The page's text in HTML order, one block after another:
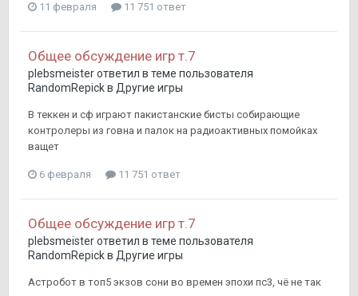
11 февраля 11 751 ответ
Общее обсуждение игр т.7
plebsmeisterответил в теме пользователя
RandomRepickв Другие игры
В теккен и сф играют пакистанские бисты собирающие
контролеры из говна и палок на радиоактивных помойках
ващет
6 февраля 11 751 ответ
Общее обсуждение игр т.7
plebsmeisterответил в теме пользователя
RandomRepickв Другие игры
Астробот в топ5 экзов сони во времен эпохи пс3, чё не так